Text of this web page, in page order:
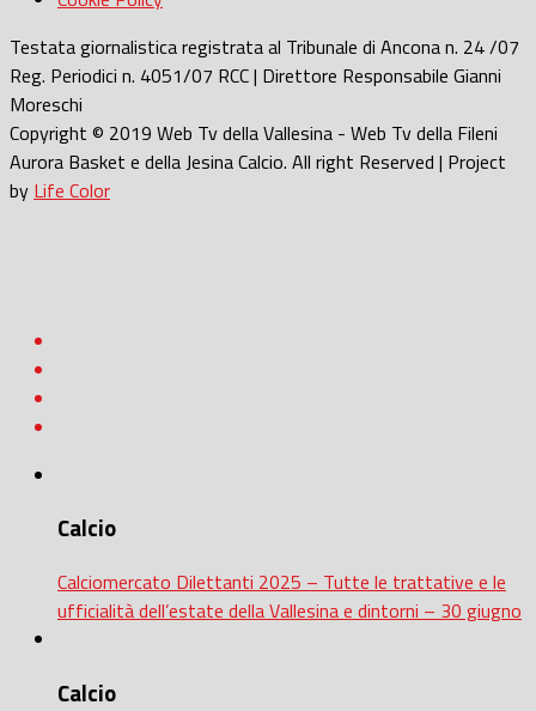
Testata giornalistica registrata al Tribunale di Ancona n. 24 /07
Reg. Periodici n. 4051/07 RCC | Direttore Responsabile Gianni
Moreschi
Copyright © 2019 Web Tv della Vallesina - Web Tv della Fileni
Aurora Basket e della Jesina Calcio. All right Reserved | Project
by Life Color
Calcio
Calciomercato Dilettanti 2025 – Tutte le trattative e le
ufficialità dell’estate della Vallesina e dintorni – 30 giugno
Calcio